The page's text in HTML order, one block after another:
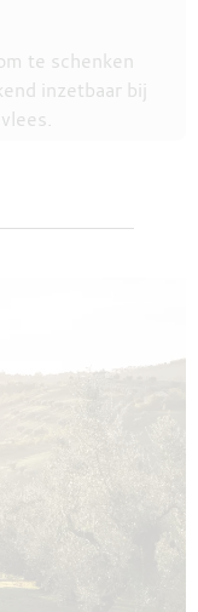
te schenken
inzetbaar bij